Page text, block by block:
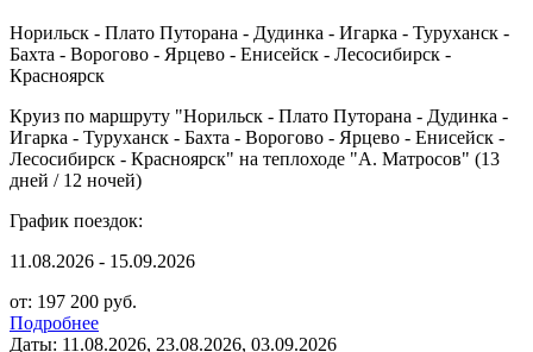
Норильск - Плато Путорана - Дудинка - Игарка - Туруханск -
Бахта - Ворогово - Ярцево - Енисейск - Лесосибирск -
Красноярск
Круиз по маршруту "Норильск - Плато Путорана - Дудинка -
Игарка - Туруханск - Бахта - Ворогово - Ярцево - Енисейск -
Лесосибирск - Красноярск" на теплоходе "А. Матросов" (13
дней / 12 ночей)
График поездок:
11.08.2026 - 15.09.2026
от: 197 200 руб.
Подробнее
Даты: 11.08.2026, 23.08.2026, 03.09.2026